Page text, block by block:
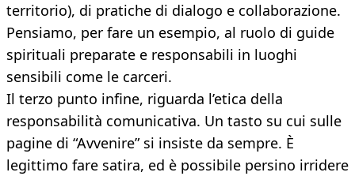
territorio), di pratiche di dialogo e collaborazione.
Pensiamo, per fare un esempio, al ruolo di guide
spirituali preparate e responsabili in luoghi
sensibili come le carceri.
Il terzo punto infine, riguarda l’etica della
responsabilità comunicativa. Un tasto su cui sulle
pagine di “Avvenire” si insiste da sempre. È
legittimo fare satira, ed è possibile persino irridere